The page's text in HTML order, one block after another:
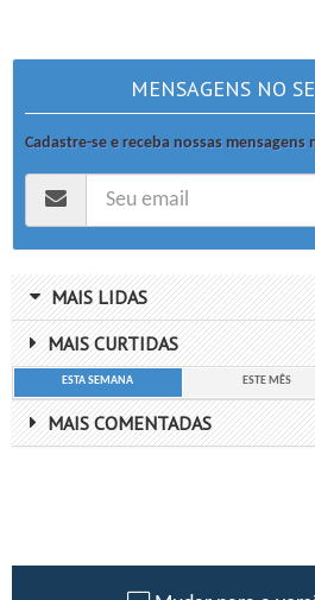
MENSAGENS NO
Cadastre-se e receba nossas mensagens
MAIS LIDAS
MAIS CURTIDAS
ESTA SEMANA ESTE MÊS
MAIS COMENTADAS